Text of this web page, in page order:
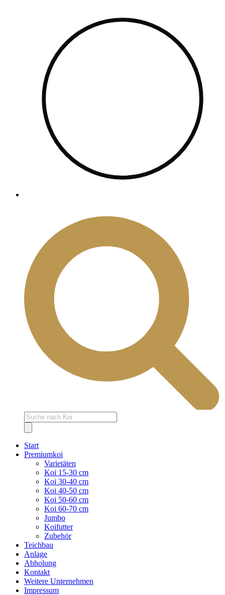
Products
search
Start
Premiumkoi
Varietäten
Koi 15-30 cm
Koi 30-40 cm
Koi 40-50 cm
Koi 50-60 cm
Koi 60-70 cm
Jumbo
Koifutter
Zubehör
Teichbau
Anlage
Abholung
Kontakt
Weitere Unternehmen
Impressum